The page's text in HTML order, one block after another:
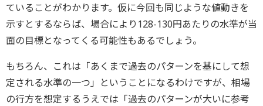
ていることがわかります。仮に今回も同じような値動きを
示すとするならば、場合により128-130円あたりの水準が当
面の目標となってくる可能性もあるでしょう。
もちろん、これは「あくまで過去のパターンを基にして想
定される水準の一つ」ということになるわけですが、相場
の行方を想定するうえでは「過去のパターンが大いに参考